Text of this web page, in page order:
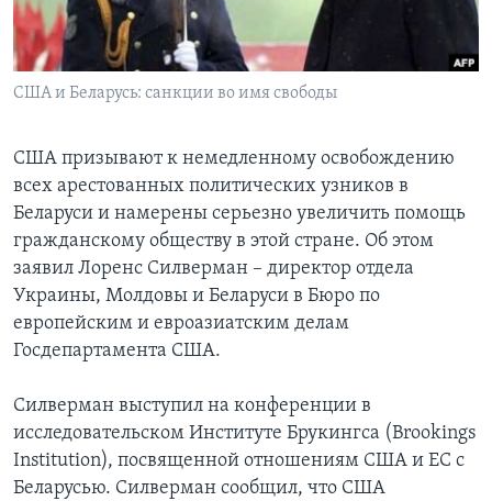
Learning English
СОЦИАЛЬНЫЕ СЕТИ
Языки
США и Беларусь: санкции во имя свободы
США призывают к немедленному освобождению
всех арестованных политических узников в
Беларуси и намерены серьезно увеличить помощь
гражданскому обществу в этой стране. Об этом
заявил Лоренс Силверман – директор отдела
Украины, Молдовы и Беларуси в Бюро по
европейским и евроазиатским делам
Госдепартамента США.
Силверман выступил на конференции в
исследовательском Институте Брукингса (Brookings
Institution), посвященной отношениям США и ЕС с
Беларусью. Силверман сообщил, что США